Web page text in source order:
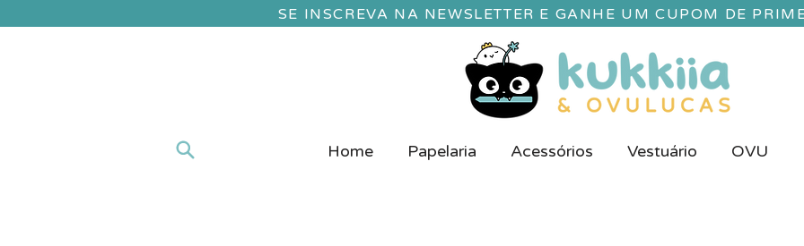
SE INSCREVA NA NEWSLETTER E GANHE UM CUPOM DE
Home Papelaria Acessórios Vestuário OVU